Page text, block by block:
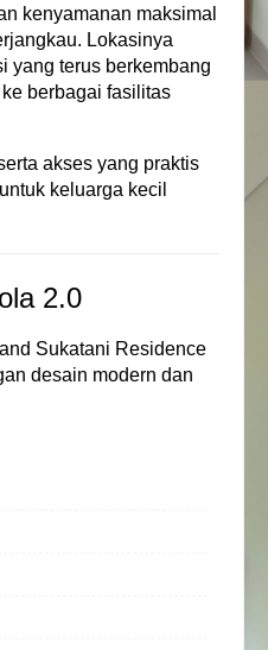
kenyamanan maksimal
Lokasinya
yang terus berkembang
berbagai fasilitas
akses yang praktis
keluarga kecil
2.0
Sukatani Residence
desain modern dan